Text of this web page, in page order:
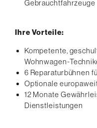
Gebrauchtfahrzeuge
Ihre Vorteile:
Kompetente,
Wohnwagen-
6 Reparaturbühnen
Optionale
12 Monate
Dienstleistungen